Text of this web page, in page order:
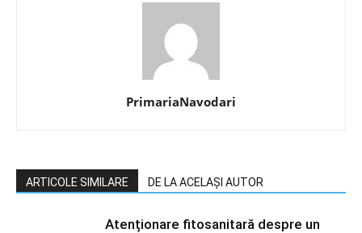
PrimariaNavodari
ARTICOLE SIMILARE DE LA ACELAȘI AUTOR
Atenționare fitosanitară despre un